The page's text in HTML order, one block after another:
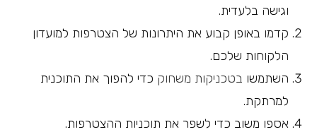
וגישה בלעדית.
קדמו באופן קבוע את היתרונות של הצטרפות למועדון
הלקוחות שלכם.
השתמשו בטכניקות משחוק כדי להפוך את התוכנית
למרתקת.
אספו משוב כדי לשפר את תוכניות ההצטרפות.